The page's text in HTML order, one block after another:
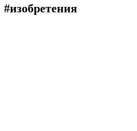
#изобретения